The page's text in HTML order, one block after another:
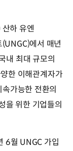
하 유엔
에서 매년
내 최대 규모의
한 이해관계자가
가능한 전환의
을 위한 기업들의
6월 UNGC 가입